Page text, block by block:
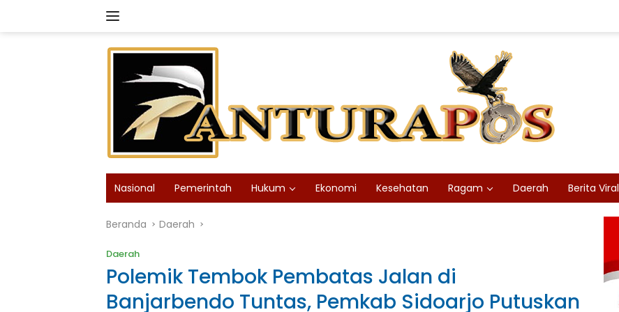
Nasional Pemerintah Hukum Ekonomi Kesehatan Ragam Daerah Berita Viral
Beranda Daerah
Daerah
Polemik Tembok Pembatas Jalan di
Banjarbendo Tuntas, Pemkab Sidoarjo Putuskan